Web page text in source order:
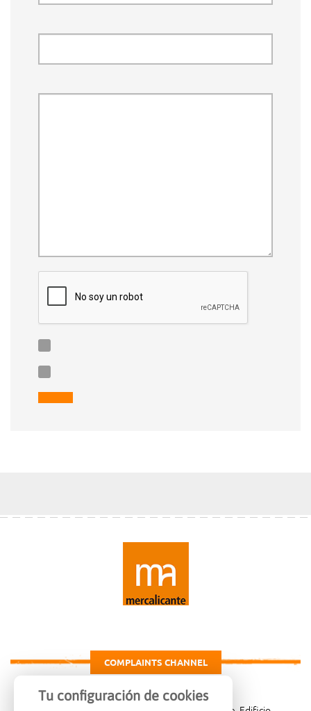
COMPLAINTS CHANNEL
Tu configuración de cookies